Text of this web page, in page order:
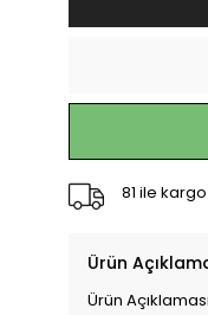
81 ile kargo
Ürün
Ürün Açıklaması